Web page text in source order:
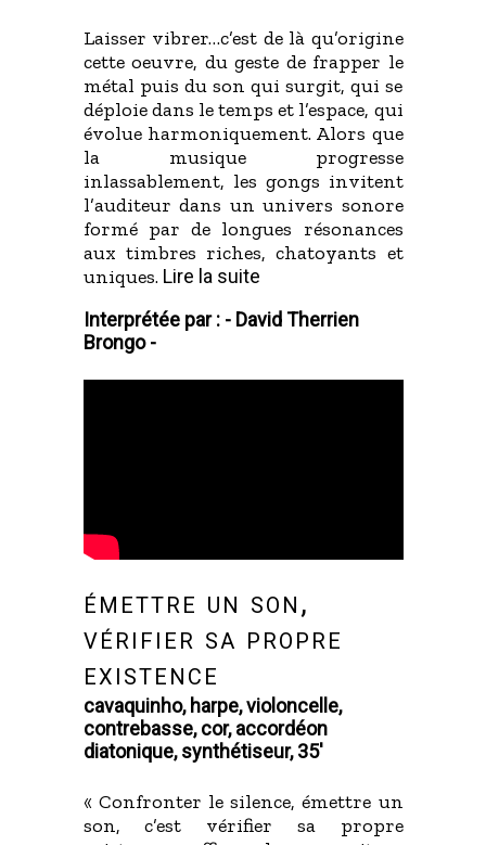
Laisser vibrer…c’est de là qu’origine
cette oeuvre, du geste de frapper le
métal puis du son qui surgit, qui se
déploie dans le temps et l’espace, qui
évolue harmoniquement. Alors que
la musique progresse
inlassablement, les gongs invitent
l’auditeur dans un univers sonore
formé par de longues résonances
aux timbres riches, chatoyants et
uniques. Lire la suite
Interprétée par : - David Therrien
Brongo -
émettre un son,
vérifier sa propre
existence
cavaquinho, harpe, violoncelle,
contrebasse, cor, accordéon
diatonique, synthétiseur, 35'
« Confronter le silence, émettre un
son, c’est vérifier sa propre